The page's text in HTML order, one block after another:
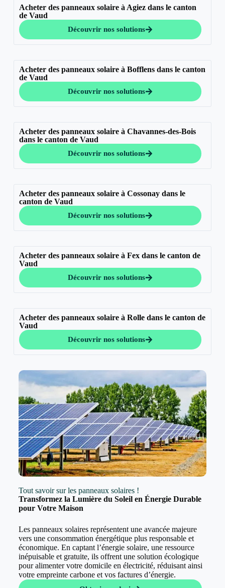
Acheter des panneaux solaire à Agiez dans le canton
de Vaud
Découvrir nos solutions
Acheter des panneaux solaire à Bofflens dans le canton
de Vaud
Découvrir nos solutions
Acheter des panneaux solaire à Chavannes-des-Bois
dans le canton de Vaud
Découvrir nos solutions
Acheter des panneaux solaire à Cossonay dans le
canton de Vaud
Découvrir nos solutions
Acheter des panneaux solaire à Fex dans le canton de
Vaud
Découvrir nos solutions
Acheter des panneaux solaire à Rolle dans le canton de
Vaud
Découvrir nos solutions
Tout savoir sur les panneaux solaires !
Transformez la Lumière du Soleil en Énergie Durable
pour Votre Maison
Les panneaux solaires représentent une avancée majeure
vers une consommation énergétique plus responsable et
économique. En captant l’énergie solaire, une ressource
inépuisable et gratuite, ils offrent une solution écologique
pour alimenter votre domicile en électricité, réduisant ainsi
votre empreinte carbone et vos factures d’énergie.